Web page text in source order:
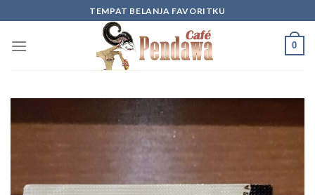
to
content
TEMPAT BELANJA FAVORITKU
0